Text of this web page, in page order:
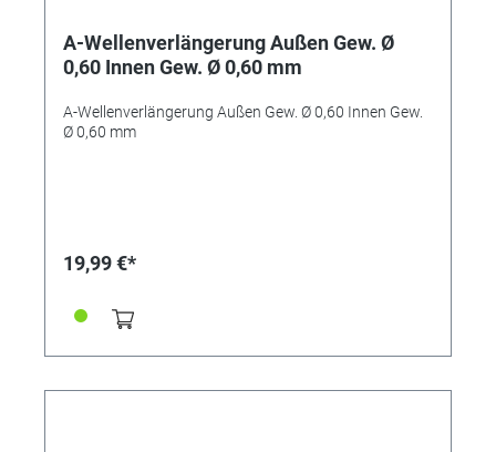
A-Wellenverlängerung Außen Gew. Ø
0,60 Innen Gew. Ø 0,60 mm
A-Wellenverlängerung Außen Gew. Ø 0,60 Innen Gew.
Ø 0,60 mm
19,99 €*